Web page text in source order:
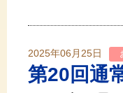
2025年06月25日
第20回通